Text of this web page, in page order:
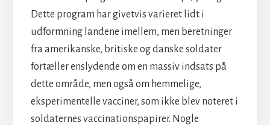
Dette program har givetvis varieret lidt i
udformning landene imellem, men beretninger
fra amerikanske, britiske og danske soldater
fortæller enslydende om en massiv indsats på
dette område, men også om hemmelige,
eksperimentelle vacciner, som ikke blev noteret i
soldaternes vaccinationspapirer. Nogle